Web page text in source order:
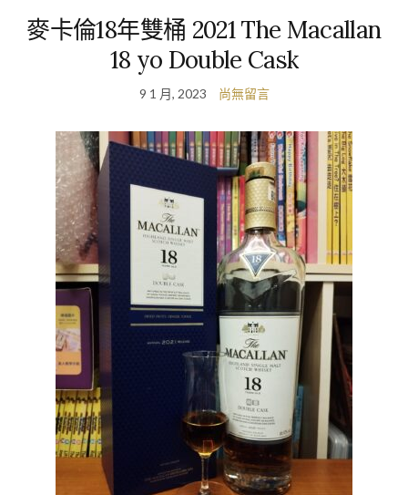
麥卡倫18年雙桶 2021 The Macallan
18 yo Double Cask
9 1 月, 2023 尚無留言